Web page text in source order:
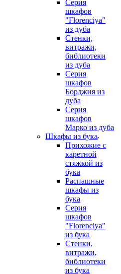
Серия
шкафов
"Florenciya"
из дуба
Стенки,
витражи,
библиотеки
из дуба
Серия
шкафов
Борджия из
дуба
Серия
шкафов
Марко из дуба
Шкафы из бука
Прихожие с
каретной
стяжкой из
бука
Распашные
шкафы из
бука
Серия
шкафов
"Florenciya"
из бука
Стенки,
витражи,
библиотеки
из бука